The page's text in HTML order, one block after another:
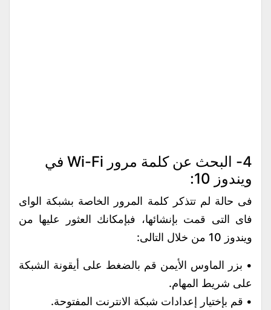
4- البحث عن كلمة مرور Wi-Fi في
ويندوز 10:
فى حالة لم تتذكر كلمة المرور الخاصة بشبكة الواى
فاى التى قمت بإنشائها، فبإمكانك العثور عليها من
ويندوز 10 من خلال التالى:
• بزر الماوس الأيمن قم بالضغط على أيقونة الشبكة
على شريط المهام.
• قم بإختيار إعدادات شبكة الانترنت المفتوحة.